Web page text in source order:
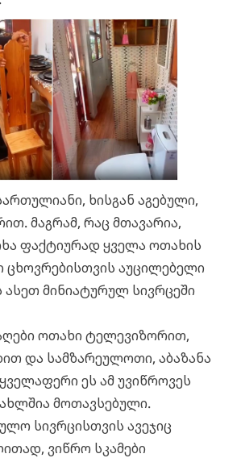
ხისგან აგებული,
მაგრამ, რაც მთავარია,
ფაქტიურად ყველა ოთახის
აუცილებელი
მინიატურულ სივრცეში
ოთახი ტელევიზორით,
და სამზარეულოთი, აბაზანა
ეს ამ უვიწროვეს
მოთავსებული.
სივრცისთვის ავეჯიც
ვიწრო სკამები